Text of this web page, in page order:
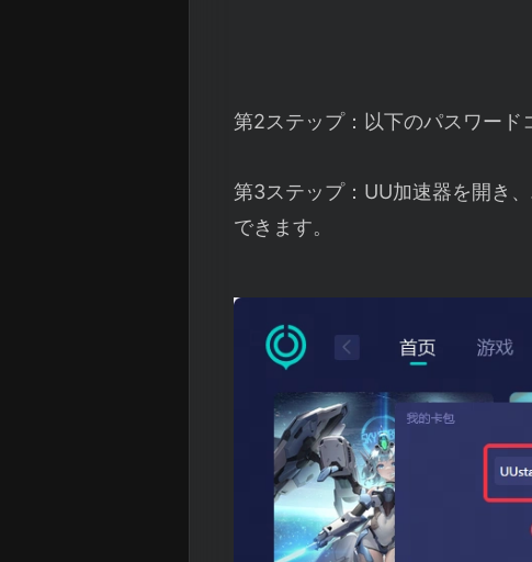
第2ステップ：以下のパスワード
第3ステップ：UU加速器を開き
できます。